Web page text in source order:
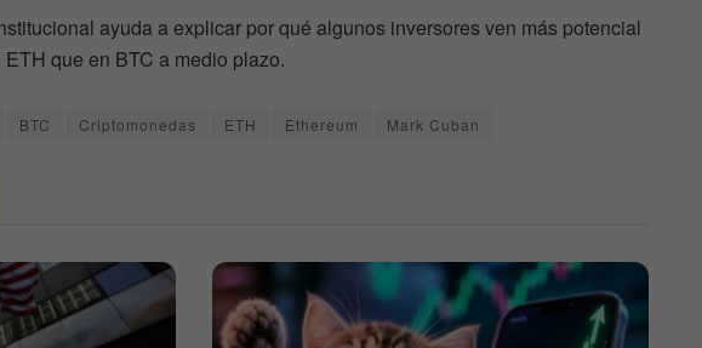
ayuda a explicar por qué algunos inversores ven más potencial
que en BTC a medio plazo.
BTC Criptomonedas ETH Ethereum Mark Cuban